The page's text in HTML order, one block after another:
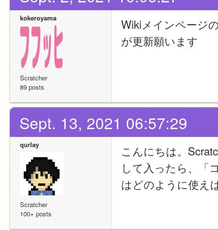
kokeroyama
Scratcher
89 posts
Wikiメインページ
が更新願います
Sept. 13, 2021 06:57:29
qurlay
Scratcher
100+ posts
こんにちは。
して入ったら、「
はどのように使え